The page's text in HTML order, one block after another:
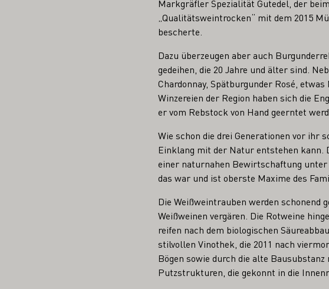
Markgräfler Spezialität Gutedel, der
„Qualitätsweintrocken“ mit dem 2015
bescherte.
Dazu überzeugen aber auch
gedeihen, die 20 Jahre und älter sind.
Chardonnay, Spätburgunder Rosé,
Winzereien der Region haben sich die
er vom Rebstock von Hand geerntet
Wie schon die drei Generationen vor ihr
Einklang mit der Natur entstehen kann.
einer naturnahen Bewirtschaftung unter
das war und ist oberste Maxime des
Die Weißweintrauben werden
Weißweinen vergären. Die Rotweine
reifen nach dem biologischen
stilvollen Vinothek, die 2011 nach
Bögen sowie durch die alte
Putzstrukturen, die gekonnt in die